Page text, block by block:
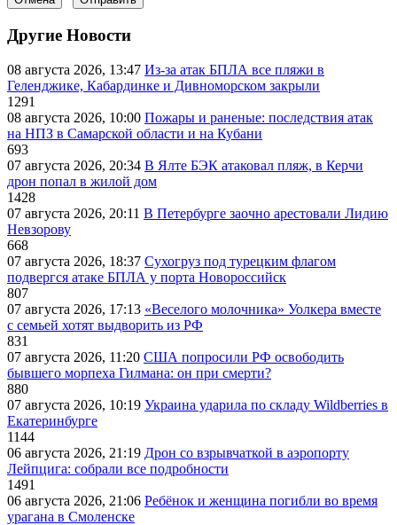
Другие Новости
08 августа 2026, 13:47 Из-за атак БПЛА все пляжи в
Геленджике, Кабардинке и Дивноморском закрыли
1291
08 августа 2026, 10:00 Пожары и раненые: последствия атак
на НПЗ в Самарской области и на Кубани
693
07 августа 2026, 20:34 В Ялте БЭК атаковал пляж, в Керчи
дрон попал в жилой дом
1428
07 августа 2026, 20:11 В Петербурге заочно арестовали Лидию
Невзорову
668
07 августа 2026, 18:37 Сухогруз под турецким флагом
подвергся атаке БПЛА у порта Новороссийск
807
07 августа 2026, 17:13 «Веселого молочника» Уолкера вместе
с семьей хотят выдворить из РФ
831
07 августа 2026, 11:20 США попросили РФ освободить
бывшего морпеха Гилмана: он при смерти?
880
07 августа 2026, 10:19 Украина ударила по складу Wildberries в
Екатеринбурге
1144
06 августа 2026, 21:19 Дрон со взрывчаткой в аэропорту
Лейпцига: собрали все подробности
1491
06 августа 2026, 21:06 Ребёнок и женщина погибли во время
урагана в Смоленске